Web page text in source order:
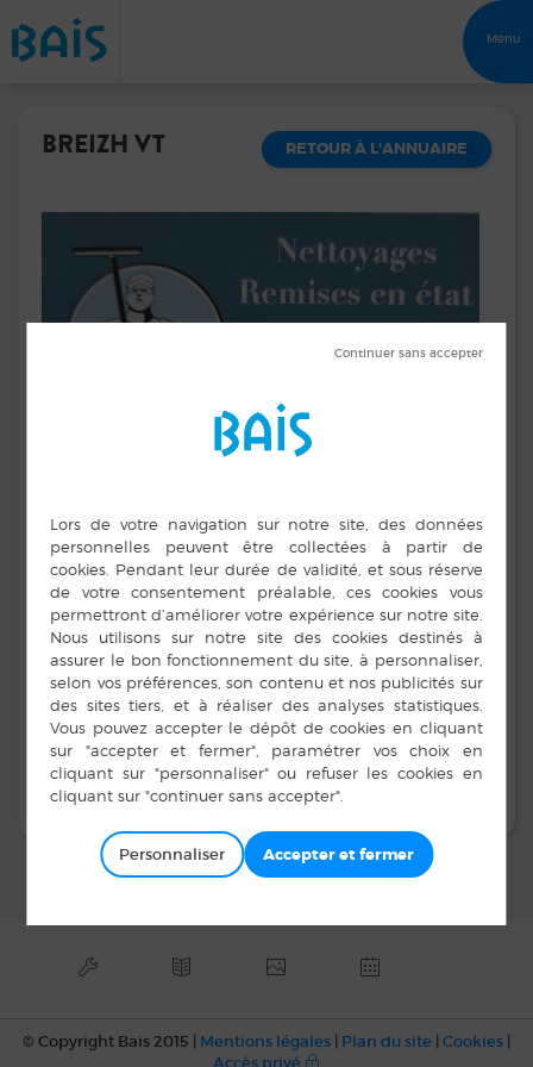
Menu
BREIZH VT RETOUR À L'ANNUAIRE
Nettoyage de vitres, remise en état après travaux,
démoussage de bardages et panneaux solaires,
décapage de sols, injection extraction de tapis et de
moquettes
Guillaume CHEVRIER
Contacts :
06 61 65 10 91
Le service de nettoyage Breizh VT
© Copyright Bais 2015 | Mentions légales | Plan du site | Cookies |
Personnaliser